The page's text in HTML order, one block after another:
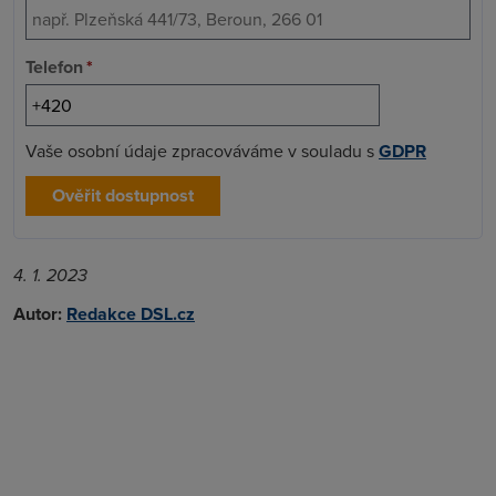
Telefon*
Vaše osobní údaje zpracováváme v souladu sGDPR
Ověřit dostupnost
4. 1. 2023
Autor: Redakce DSL.cz